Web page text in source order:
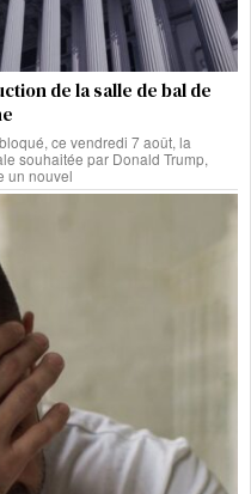
de la salle de bal de
ce vendredi 7 août, la
souhaitée par Donald Trump,
un nouvel